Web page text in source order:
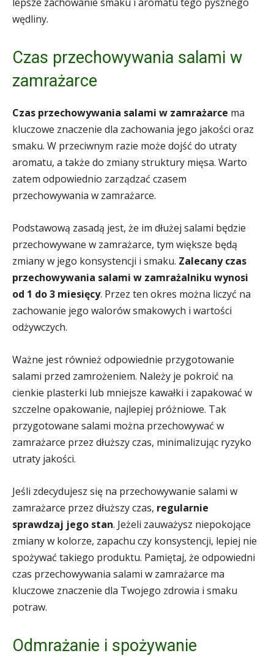
wędliny.
Czas przechowywania salami w
zamrażarce
Czas przechowywania salami w zamrażarce ma
kluczowe znaczenie dla zachowania jego jakości oraz
smaku. W przeciwnym razie może dojść do utraty
aromatu, a także do zmiany struktury mięsa. Warto
zatem odpowiednio zarządzać czasem
przechowywania w zamrażarce.
Podstawową zasadą jest, że im dłużej salami będzie
przechowywane w zamrażarce, tym większe będą
zmiany w jego konsystencji i smaku. Zalecany czas
przechowywania salami w zamrażalniku wynosi
od 1 do 3 miesięcy. Przez ten okres można liczyć na
zachowanie jego walorów smakowych i wartości
odżywczych.
Ważne jest również odpowiednie przygotowanie
salami przed zamrożeniem. Należy je pokroić na
cienkie plasterki lub mniejsze kawałki i zapakować w
szczelne opakowanie, najlepiej próżniowe. Tak
przygotowane salami można przechowywać w
zamrażarce przez dłuższy czas, minimalizując ryzyko
utraty jakości.
Jeśli zdecydujesz się na przechowywanie salami w
zamrażarce przez dłuższy czas, regularnie
sprawdzaj jego stan. Jeżeli zauważysz niepokojące
zmiany w kolorze, zapachu czy konsystencji, lepiej nie
spożywać takiego produktu. Pamiętaj, że odpowiedni
czas przechowywania salami w zamrażarce ma
kluczowe znaczenie dla Twojego zdrowia i smaku
potraw.
Odmrażanie i spożywanie